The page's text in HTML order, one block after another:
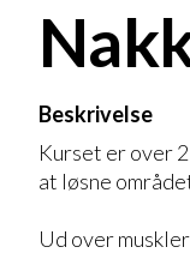
Beskrivelse
Kurset er over
at løsne
Ud over